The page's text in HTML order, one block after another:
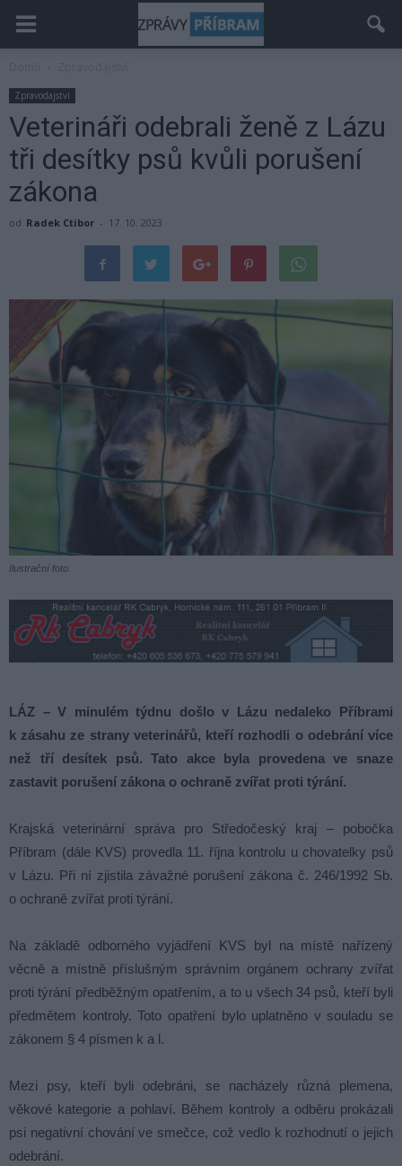
Zpravodajství
Veterináři odebrali ženě z Lázu
tři desítky psů kvůli porušení
zákona
od Radek Ctibor - 17. 10. 2023
Ilustrační foto.
LÁZ – V minulém týdnu došlo v Lázu nedaleko Příbrami
k zásahu ze strany veterinářů, kteří rozhodli o odebrání více
než tří desítek psů. Tato akce byla provedena ve snaze
zastavit porušení zákona o ochraně zvířat proti týrání.
Krajská veterinární správa pro Středočeský kraj – pobočka
Příbram (dále KVS) provedla 11. října kontrolu u chovatelky psů
v Lázu. Při ní zjistila závažné porušení zákona č. 246/1992 Sb.
o ochraně zvířat proti týrání.
Na základě odborného vyjádření KVS byl na místě nařízený
věcně a místně příslušným správním orgánem ochrany zvířat
proti týrání předběžným opatřením, a to u všech 34 psů, kteří byli
předmětem kontroly. Toto opatření bylo uplatněno v souladu se
zákonem § 4 písmen k a l.
Mezi psy, kteří byli odebráni, se nacházely různá plemena,
věkové kategorie a pohlaví. Během kontroly a odběru prokázali
psi negativní chování ve smečce, což vedlo k rozhodnutí o jejich
odebrání.